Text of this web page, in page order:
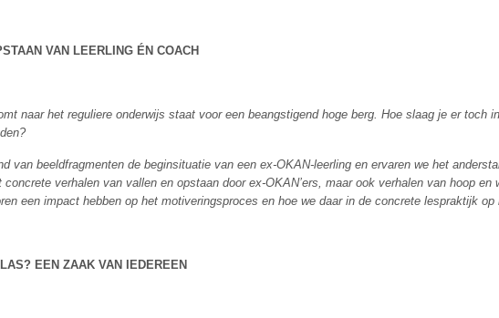
VAN LEERLING ÉN COACH
naar het reguliere onderwijs staat voor een beangstigend hoge berg. Hoe slaag je er toch
van beeldfragmenten de beginsituatie van een ex-OKAN-leerling en ervaren we het
verhalen van vallen en opstaan door ex-OKAN’ers, maar ook verhalen van hoop en
een impact hebben op het motiveringsproces en hoe we daar in de concrete lespraktijk op
EEN ZAAK VAN IEDEREEN